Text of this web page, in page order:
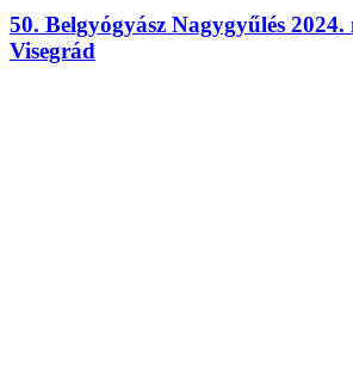
50. Belgyógyász Nagygyűlés
Visegrád